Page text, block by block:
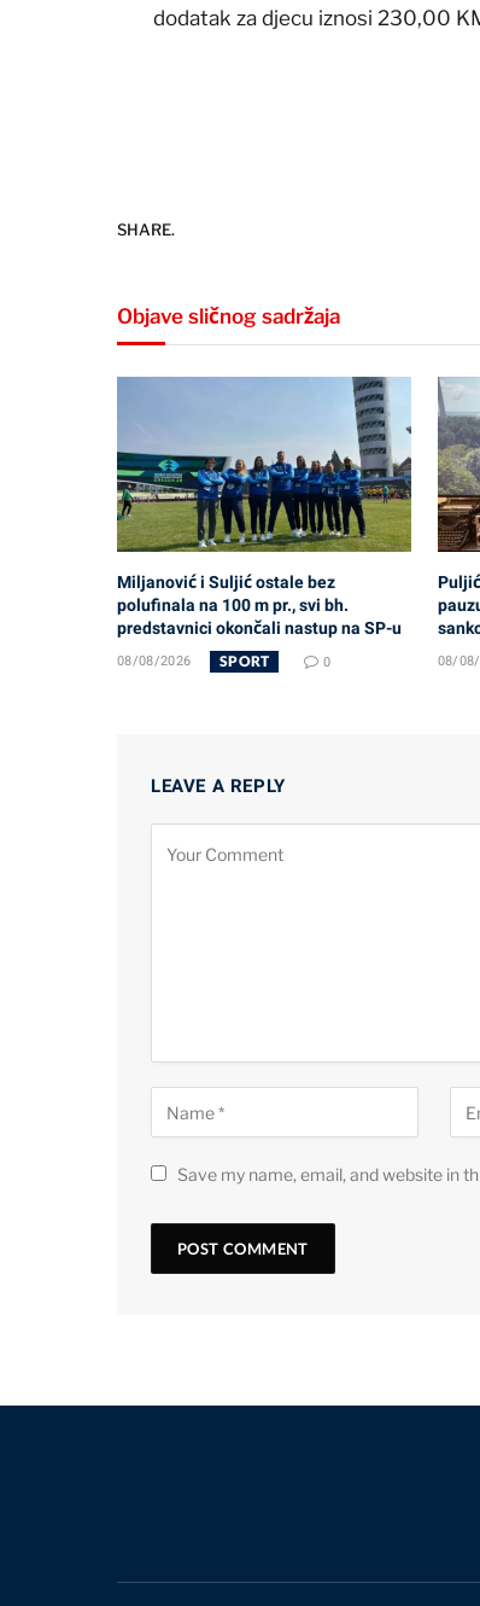
dodatak za djecu iznosi 230,00
SHARE.
Objave sličnog sadržaja
Miljanović i Suljić ostale bez
polufinala na 100 m pr., svi bh.
predstavnici okončali nastup na SP-u
08/08/2026 SPORT 0 08/
LEAVE A REPLY
Save my name, email, and website in